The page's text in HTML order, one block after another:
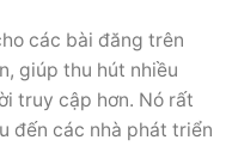
các bài đăng trên
giúp thu hút nhiều
truy cập hơn. Nó rất
đến các nhà phát triển